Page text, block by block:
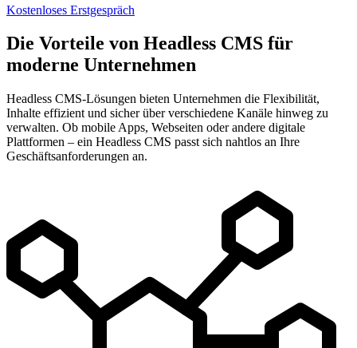
Kostenloses Erstgespräch
Die Vorteile von Headless CMS für
moderne Unternehmen
Headless CMS-Lösungen bieten Unternehmen die Flexibilität,
Inhalte effizient und sicher über verschiedene Kanäle hinweg zu
verwalten. Ob mobile Apps, Webseiten oder andere digitale
Plattformen – ein Headless CMS passt sich nahtlos an Ihre
Geschäftsanforderungen an.